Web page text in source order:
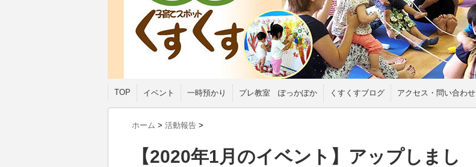
TOP イベント 一時預かり プレ教室 ぽっかぽか くすくすブログ アクセス・問い合わせ
ホーム > 活動報告 >
【2020年1月のイベント】アップしまし